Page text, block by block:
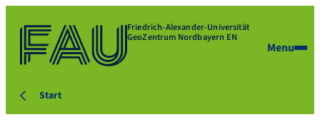
Friedrich-Alexander-Universität
GeoZentrum Nordbayern EN
Menu
Start